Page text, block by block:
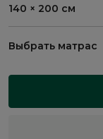
140 × 200 см
Выбрать матрас